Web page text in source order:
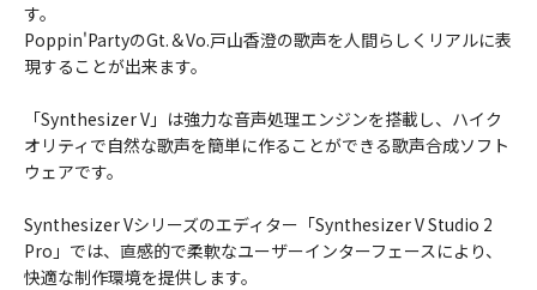
す。
Poppin'PartyのGt.＆Vo.戸山香澄の歌声を人間らしくリアルに表
現することが出来ます。
「Synthesizer V」は強力な音声処理エンジンを搭載し、ハイク
オリティで自然な歌声を簡単に作ることができる歌声合成ソフト
ウェアです。
Synthesizer Vシリーズのエディター「Synthesizer V Studio 2
Pro」では、直感的で柔軟なユーザーインターフェースにより、
快適な制作環境を提供します。